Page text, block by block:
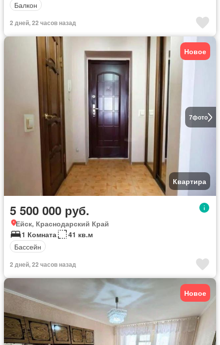
Балкон
2 дней, 22 часов назад
7фото
Новое
Квартира
5 500 000 руб.
Ейск, Краснодарский Край
1 Комната
41 кв.м
Бассейн
2 дней, 22 часов назад
Новое